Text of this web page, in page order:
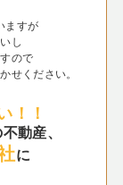
ますが
し
ので
せください。
！！
動産、
に